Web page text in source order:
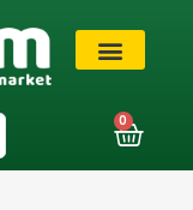
0